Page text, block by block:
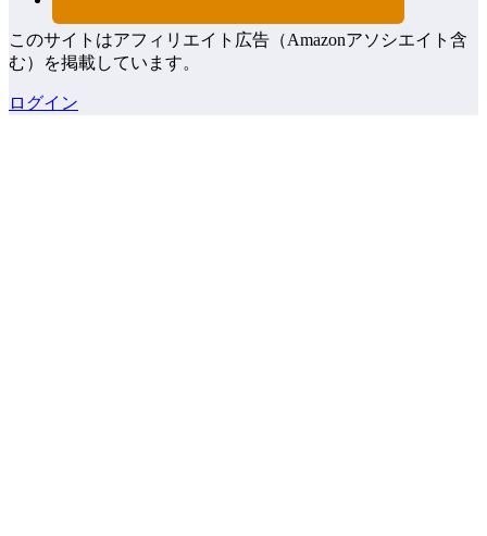
このサイトはアフィリエイト広告（Amazonアソシエイト含
む）を掲載しています。
ログイン